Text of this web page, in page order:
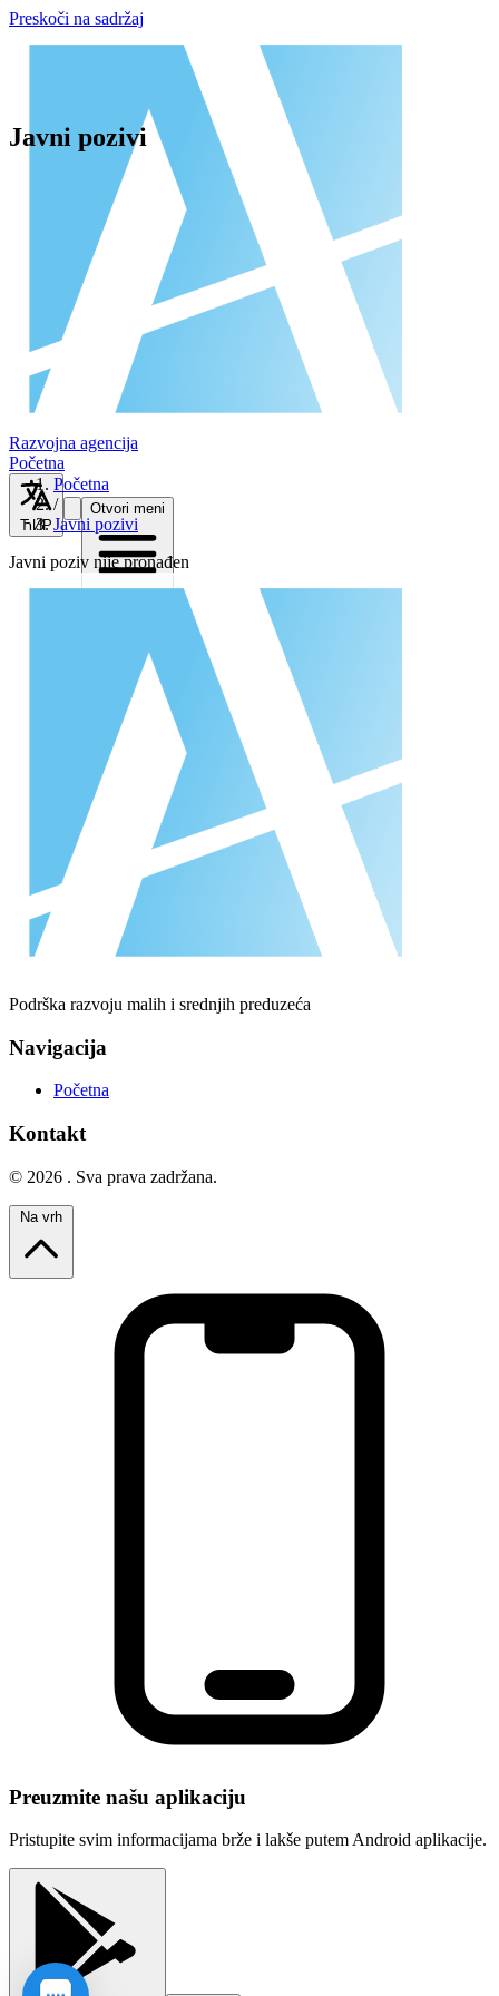
Preskoči na sadržaj
Razvojna agencija
Početna
ЋИР
Otvori meni
Javni pozivi
Početna
/
Javni pozivi
Javni poziv nije pronađen
Podrška razvoju malih i srednjih preduzeća
Navigacija
Početna
Kontakt
© 2026 . Sva prava zadržana.
Preuzmite našu aplikaciju
Pristupite svim informacijama brže i lakše putem Android aplikacije.